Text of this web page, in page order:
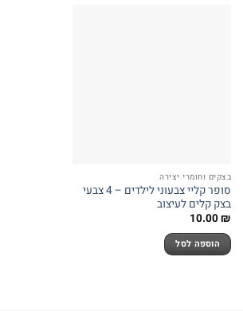
בצקים וחומרי יצירה
סופר קליי צבעוני לילדים – 4 צבעי
בצק קלים לעיצוב
10.00₪
הוספה לסל